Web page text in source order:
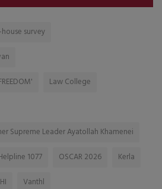
survey
Law College
Supreme Leader Ayatollah Khamenei
1077 OSCAR 2026
Kerla
Vanthl